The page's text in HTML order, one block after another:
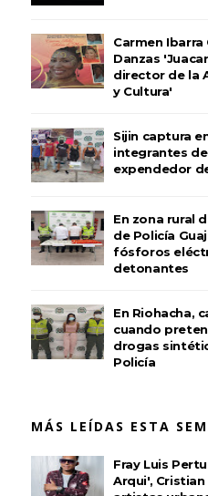
Carmen
Danzas
director de la
y Cultura'
Sijin captura
integrantes
expendedor
En zona rural
de Policía
fósforos
detonantes
En Riohacha,
cuando
drogas
Policía
MÁS LEÍDAS ESTA
Fray Luis
Arqui', Cristian